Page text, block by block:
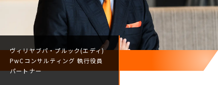
ヴィリヤブパ・プルック(エディ)
PwCコンサルティング執行役員
パートナー